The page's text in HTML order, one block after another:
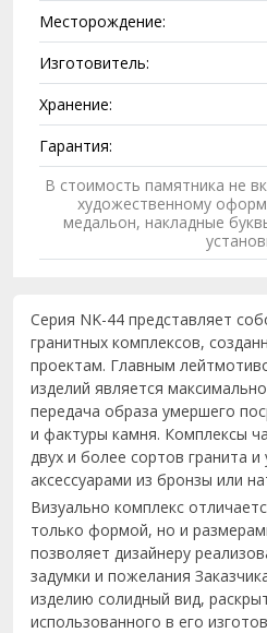
Месторождение:
Изготовитель:
Хранение:
Гарантия:
В стоимость памятника не
художественному
медальон, накладные
Серия NK-44 представляет
гранитных комплексов,
проектам. Главным
изделий является
передача образа умершего
и фактуры камня. Комплексы
двух и более сортов гранита
аксессуарами из бронзы или
Визуально комплекс
только формой, но и
позволяет дизайнеру
задумки и пожелания
изделию солидный вид,
использованного в его